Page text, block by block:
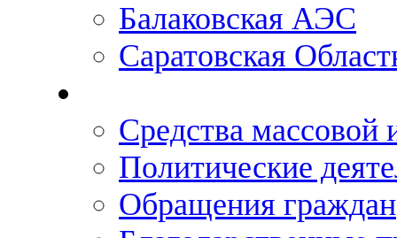
Балаковская АЭС
Саратовская
Средства
Политические
Обращения граждан